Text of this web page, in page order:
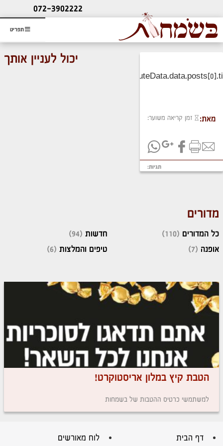
תפריט
ליעוץ חינם
והזמנת כרטיס שמחות
072-3902222
מאת: זמן קריאה משוער:
תגיות:
יכול לעניין אותך
מדורים
כל המדורים (110)
אופנה (7)
חדשות (94)
טיפים והמלצות (6)
הטבת קיץ במלון אריסטוקרט!
למשתמשי כרטיס ההטבות של בשמחות
דף הבית לוח מאורשים